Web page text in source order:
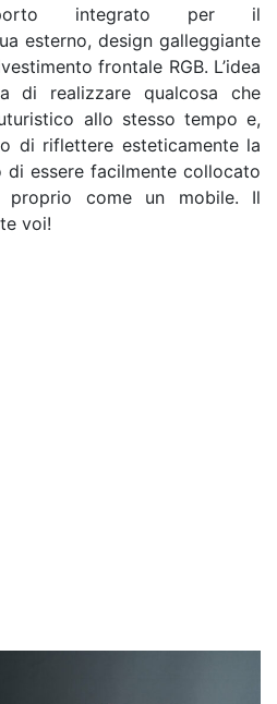
integrato per il
esterno, design galleggiante
frontale RGB. L’idea
di realizzare qualcosa che
allo stesso tempo e,
di riflettere esteticamente la
di essere facilmente collocato
proprio come un mobile. Il
voi!